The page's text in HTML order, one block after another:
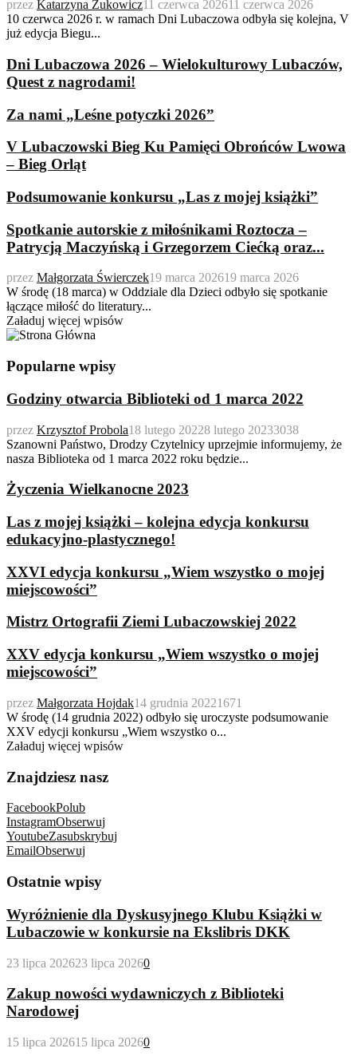
Znajdziesz nasz
FacebookPolub
InstagramObserwuj
YoutubeZasubskrybuj
EmailObserwuj
Ostatnie wpisy
Wyróżnienie dla Dyskusyjnego Klubu Książki w
Lubaczowie w konkursie na Ekslibris DKK
23 lipca 202623 lipca 20260
Zakup nowości wydawniczych z Biblioteki
Narodowej
15 lipca 202615 lipca 20260
przez Katarzyna Żukowicz11 czerwca 202611 czerwca 2026
10 czerwca 2026 r. w ramach Dni Lubaczowa odbyła się kolejna, V
już edycja Biegu...
Dni Lubaczowa 2026 – Wielokulturowy Lubaczów,
Quest z nagrodami!
Za nami „Leśne potyczki 2026”
V Lubaczowski Bieg Ku Pamięci Obrońców Lwowa
– Bieg Orląt
Podsumowanie konkursu „Las z mojej książki”
Spotkanie autorskie z miłośnikami Roztocza –
Patrycją Maczyńską i Grzegorzem Ciećką oraz...
przez Małgorzata Świerczek19 marca 202619 marca 2026
W środę (18 marca) w Oddziale dla Dzieci odbyło się spotkanie
łączące miłość do literatury...
Załaduj więcej wpisów
Popularne wpisy
Godziny otwarcia Biblioteki od 1 marca 2022
przez Krzysztof Probola18 lutego 20228 lutego 20233038
Szanowni Państwo, Drodzy Czytelnicy uprzejmie informujemy, że
nasza Biblioteka od 1 marca 2022 roku będzie...
Życzenia Wielkanocne 2023
Las z mojej książki – kolejna edycja konkursu
edukacyjno-plastycznego!
XXVI edycja konkursu „Wiem wszystko o mojej
miejscowości”
Mistrz Ortografii Ziemi Lubaczowskiej 2022
XXV edycja konkursu „Wiem wszystko o mojej
miejscowości”
przez Małgorzata Hojdak14 grudnia 20221671
W środę (14 grudnia 2022) odbyło się uroczyste podsumowanie
XXV edycji konkursu „Wiem wszystko o...
Załaduj więcej wpisów